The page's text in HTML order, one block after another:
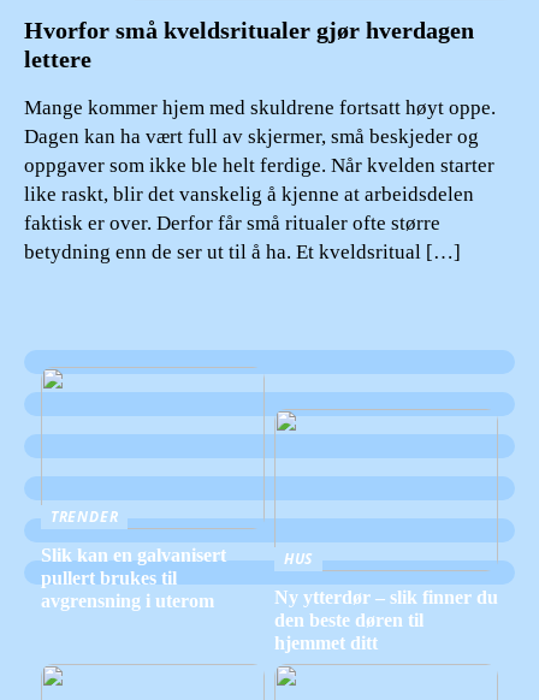
Hvorfor små kveldsritualer gjør hverdagen
lettere
Mange kommer hjem med skuldrene fortsatt høyt oppe.
Dagen kan ha vært full av skjermer, små beskjeder og
oppgaver som ikke ble helt ferdige. Når kvelden starter
like raskt, blir det vanskelig å kjenne at arbeidsdelen
faktisk er over. Derfor får små ritualer ofte større
betydning enn de ser ut til å ha. Et kveldsritual […]
TRENDER
Slik kan en galvanisert
pullert brukes til
avgrensning i uterom
HUS
Ny ytterdør – slik finner du
den beste døren til
hjemmet ditt